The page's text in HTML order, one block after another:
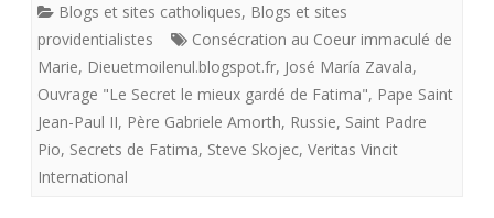
gardé
Fatima
enfin
Blogs et sites catholiques, Blogs et sites
providentialistes
Consécration au Coeur immaculé de
Marie, Dieuetmoilenul.blogspot.fr, José María Zavala,
Ouvrage "Le Secret le mieux gardé de Fatima", Pape Saint
Jean-Paul II, Père Gabriele Amorth, Russie, Saint Padre
Pio, Secrets de Fatima, Steve Skojec, Veritas Vincit
International